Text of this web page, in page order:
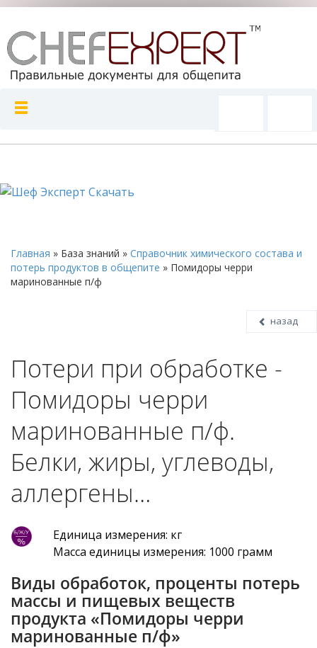
Главная » База знаний » Справочник химического состава и
потерь продуктов в общепите » Помидоры черри
маринованные п/ф
назад
Потери при обработке -
Помидоры черри
маринованные п/ф.
Белки, жиры, углеводы,
аллергены…
Единица измерения: кг
Масса единицы измерения: 1000 грамм
Виды обработок, проценты потерь
массы и пищевых веществ
продукта «Помидоры черри
маринованные п/ф»